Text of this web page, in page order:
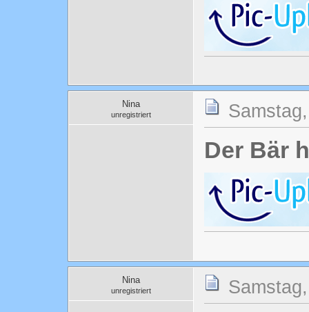
Nina
unregistriert
Der Bär
Nina
unregistriert